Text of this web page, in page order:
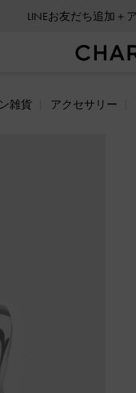
LINEお友だち追加＋
雑貨 アクセサリー